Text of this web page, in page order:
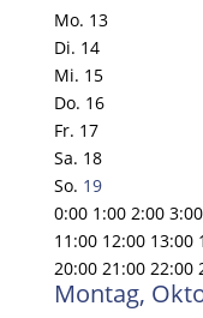
Mo. 13
Di. 14
Mi. 15
Do. 16
Fr. 17
Sa. 18
So. 19
0:00 1:00 2:00 3:00
11:00 12:00 13:00
20:00 21:00 22:00
Montag,